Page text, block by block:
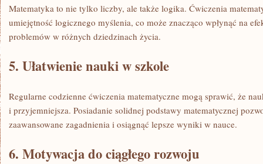
Matematyka to nie tylko liczby, ale także ‌logika. Ćwiczenia
umiejętność logicznego myślenia, co⁢ może znacząco‍ wpłynąć na
problemów w różnych dziedzinach życia.
5. Ułatwienie nauki w szkole
Regularne ​codzienne ćwiczenia matematyczne ‌mogą sprawić,‌ że
i przyjemniejsza.⁢ Posiadanie solidnej podstawy matematycznej
zaawansowane zagadnienia i osiągnąć lepsze wyniki w nauce.
6. Motywacja do ciągłego rozwoju